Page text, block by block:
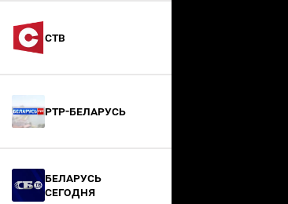
СТВ
РТР-Беларусь
БЕЛАРУСЬ
СЕГОДНЯ